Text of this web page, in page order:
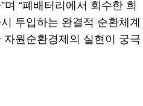
“폐배터리에서 회수한 희
투입하는 완결적 순환체계
원순환경제의 실현이 궁극